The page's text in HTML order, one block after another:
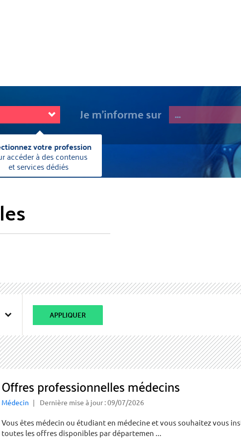
Je m'informe sur
votre profession
accéder à des contenus
et services dédiés
Fermer
APPLIQUER
Offres professionnelles médecins
Médecin Dernière mise à jour : 09/07/2026
Vous êtes médecin ou étudiant en médecine et vous souhaitez vous
toutes les offres disponibles par départemen ...